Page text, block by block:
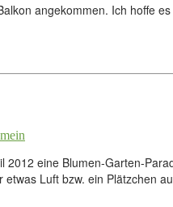
angekommen. Ich hoffe
eine Blumen-Garten-
Luft bzw. ein Plätzchen